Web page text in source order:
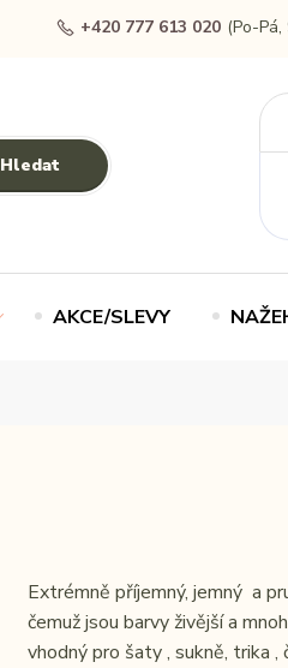
Hledat
+420 777 613 020 (Po-
AKCE/SLEVY
Extrémně příjemný, jemný a
čemuž jsou barvy živější a
vhodný pro šaty , sukně, trika